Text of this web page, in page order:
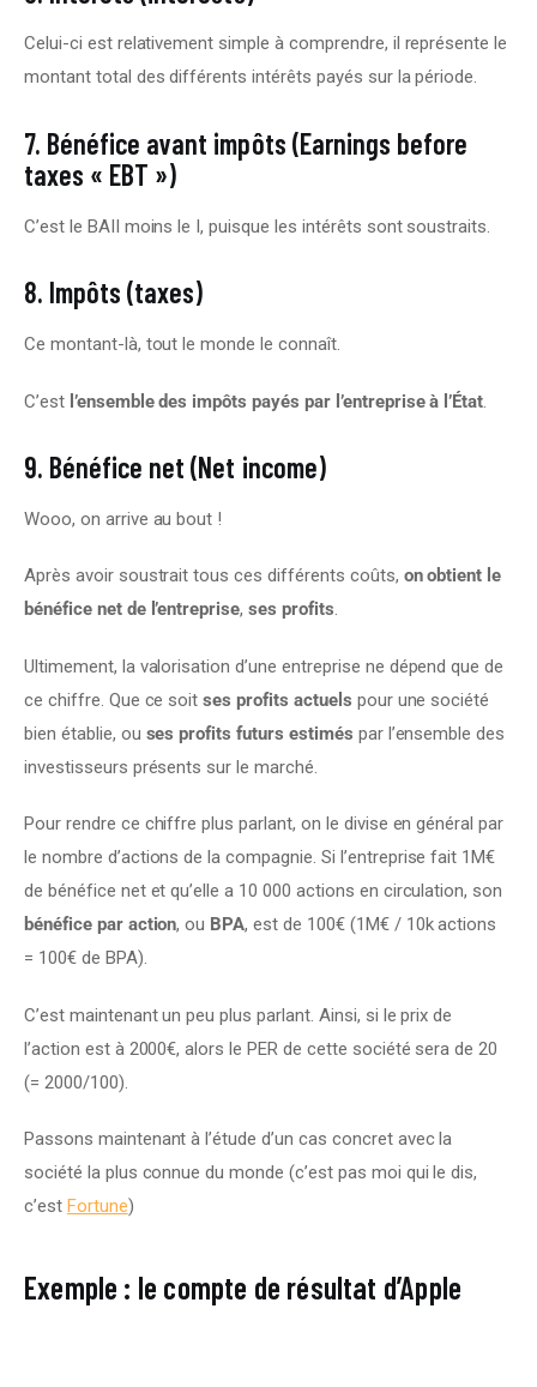
Celui-ci est relativement simple à comprendre, il représente le
montant total des différents intérêts payés sur la période.
7. Bénéfice avant impôts (Earnings before
taxes « EBT »)
C’est le BAII moins le I, puisque les intérêts sont soustraits.
8. Impôts (taxes)
Ce montant-là, tout le monde le connaît.
C’est l’ensemble des impôts payés par l’entreprise à l’État
9. Bénéfice net (Net income)
Wooo, on arrive au bout !
Après avoir soustrait tous ces différents coûts, on obtient le
bénéfice net de l’entreprise, ses profits.
Ultimement, la valorisation d’une entreprise ne dépend que de
ce chiffre. Que ce soit ses profits actuels pour une société
bien établie, ou ses profits futurs estimés par l’ensemble des
investisseurs présents sur le marché.
Pour rendre ce chiffre plus parlant, on le divise en général par
le nombre d’actions de la compagnie. Si l’entreprise fait 1M€
de bénéfice net et qu’elle a 10 000 actions en circulation, son
bénéfice par action, ou BPA, est de 100€ (1M€ / 10k actions
= 100€ de BPA).
C’est maintenant un peu plus parlant. Ainsi, si le prix de
l’action est à 2000€, alors le PER de cette société sera de 20
(= 2000/100).
Passons maintenant à l’étude d’un cas concret avec la
société la plus connue du monde (c’est pas moi qui le dis,
c’est Fortune)
Exemple : le compte de résultat d’Apple